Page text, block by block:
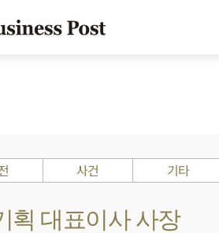
사건 기타
획 대표이사 사장